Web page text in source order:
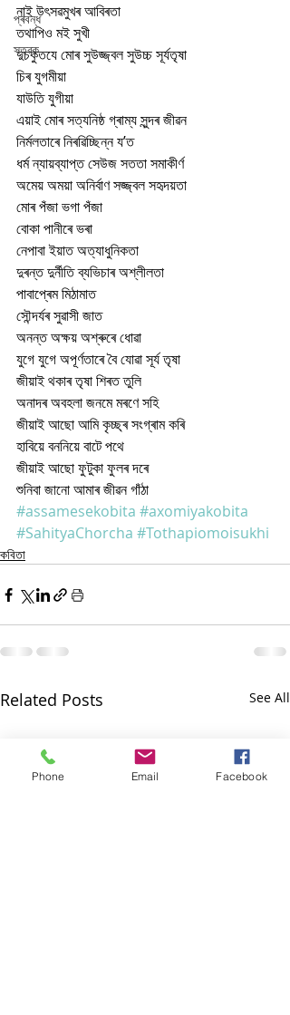
প্ৰবন্ধ
স্তৱক
নাই উৎসৱমুখৰ আবিৰতা
তথাপিও মই সুখী
দুচকুতযে মোৰ সুউজ্জ্বল সুউচ্চ সূৰ্যতৃষা
চিৰ যুগমীয়া
যাউতি যুগীয়া
এয়াই মোৰ সত্যনিষ্ঠ গ্ৰাম্য সুন্দৰ জীৱন
নিৰ্মলতাৰে নিৰৱিচ্ছিন্ন য’ত
ধৰ্ম ন্যায়ব্যাপ্ত সেউজ সততা সমাকীৰ্ণ
অমেয় অময়া অনিৰ্বাণ সজ্জ্বল সহৃদয়তা
মোৰ পঁজা ভগা পঁজা
বোকা পানীৰে ভৰা
নেপাবা ইয়াত অত্যাধুনিকতা
দুৰন্ত দুৰ্নীতি ব্যভিচাৰ অশ্লীলতা
পাবাপ্ৰেম মিঠামাত
সৌন্দৰ্যৰ সুৱাসী জাত
অনন্ত অক্ষয় অশ্ৰুৰে ধোৱা
যুগে যুগে অপূৰ্ণতাৰে বৈ যোৱা সূৰ্য তৃষা
জীয়াই থকাৰ তৃষা শিৰত তুলি
অনাদৰ অবহলা জনমে মৰণে সহি
জীয়াই আছো আমি কৃচ্ছ্ৰ সংগ্ৰাম কৰি
হাবিয়ে বননিয়ে বাটে পথে
জীয়াই আছো ফুটুকা ফুলৰ দৰে
শুনিবা জানো আমাৰ জীৱন গাঁঠা
#assamesekobita #axomiyakobita
#SahityaChorcha #Tothapiomoisukhi
কবিতা
Related Posts See All
Phone Email Facebook